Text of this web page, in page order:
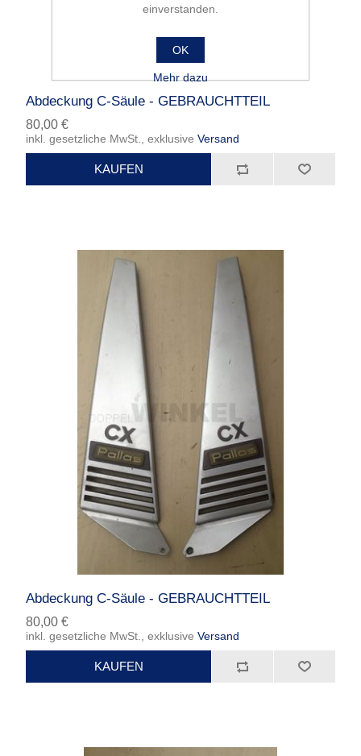
Abdeckung C-Säule - GEBRAUCHTTEIL
80,00 €
inkl. gesetzliche MwSt., exklusiveVersand
Abdeckung C-Säule - GEBRAUCHTTEIL
80,00 €
inkl. gesetzliche MwSt., exklusiveVersand
einverstanden.
OK
Mehr dazu